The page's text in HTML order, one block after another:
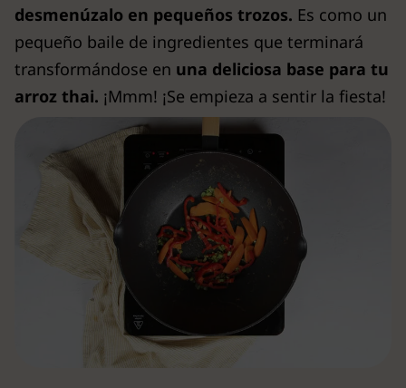
desmenúzalo en pequeños trozos. Es como un
pequeño baile de ingredientes que terminará
transformándose en una deliciosa base para tu
arroz thai. ¡Mmm! ¡Se empieza a sentir la fiesta!